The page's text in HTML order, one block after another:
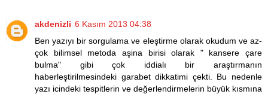
akdenizli 6 Kasım 2013 04:38
Ben yazıyı bir sorgulama ve eleştirme olarak okudum ve az-
çok bilimsel metoda aşina birisi olarak " kansere çare
bulma" gibi çok iddialı bir araştırmanın
haberleştirilmesindeki garabet dikkatimi çekti. Bu nedenle
yazı icindeki tespitlerin ve değerlendirmelerin büyük kısmına